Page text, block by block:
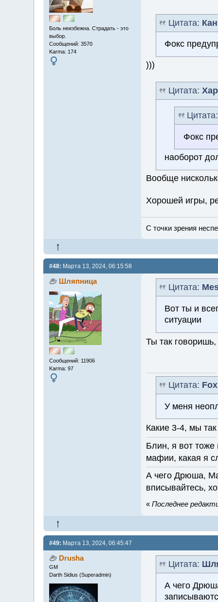
Боль неизбежна. Страдать - это
выбор.
Сообщений: 3570
Karma: 174
Цитата:
Фокс
)))
Цитата:
Фокс
наоборот
Вообще
Хорошей игры,
С точки зрения
#48: Марта 13, 2024, 06:15:58
Шляпница
Сообщений: 11906
Karma: 97
Цитата:
Вот ты и
ситуации
Ты так говоришь,
Цитата:
У меня
Какие 3-4, мы
Блин, я вот тоже
мафии, какая я
А чего Дрюша,
вписывайтесь,
« Последнее
#49: Марта 13, 2024, 06:45:47
Drusha
GM
Darth Sidius (Superadmin)
Цитата:
А чего